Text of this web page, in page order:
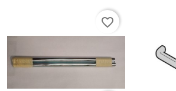
favorite_border